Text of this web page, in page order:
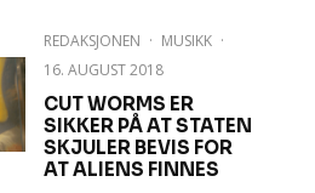
REDAKSJONEN · MUSIKK ·
16. AUGUST 2018
CUT WORMS ER
SIKKER PÅ AT STATEN
SKJULER BEVIS FOR
AT ALIENS FINNES